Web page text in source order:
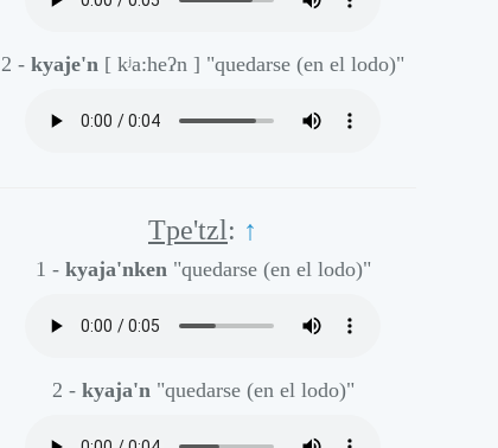
2 - kyaje'n [ kʲa:heʔn ] "quedarse (en el lodo)"
Tpe'tzl: ↑
1 - kyaja'nken "quedarse (en el lodo)"
2 - kyaja'n "quedarse (en el lodo)"